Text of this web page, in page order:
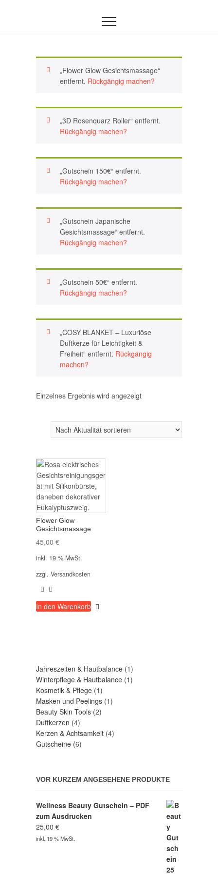
„Flower Glow Gesichtsmassage“
entfernt. Rückgängig machen?
„3D Rosenquarz Roller“ entfernt.
Rückgängig machen?
„Gutschein 150€“ entfernt.
Rückgängig machen?
„Gutschein Japanische
Gesichtsmassage“ entfernt.
Rückgängig machen?
„Gutschein 50€“ entfernt.
Rückgängig machen?
„COSY BLANKET – Luxuriöse
Duftkerze für Leichtigkeit &
Freiheit“ entfernt. Rückgängig
machen?
Einzelnes Ergebnis wird angezeigt
Flower Glow
Gesichtsmassage
45,00 €
inkl. 19 % MwSt.
zzgl. Versandkosten
In den Warenkorb
Jahreszeiten & Hautbalance 11
Produkt
Winterpflege & Hautbalance 11
Kosmetik & Pflege 11
Produkt
Masken und Peelings 11
Beauty Skin Tools 22
Duftkerzen 44
Produkte
Kerzen & Achtsamkeit 44
Gutscheine 66
VOR KURZEM ANGESEHENE PRODUKTE
Wellness Beauty Gutschein – PDF
zum Ausdrucken
25,00 €
inkl. 19 % MwSt.